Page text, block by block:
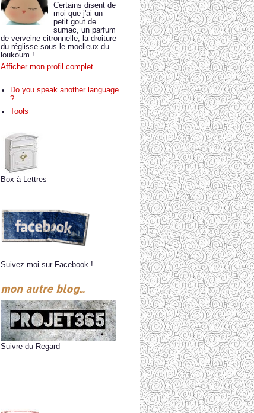
Certains disent de
moi que j'ai un
petit gout de
sumac, un parfum
de verveine citronnelle, la droiture
du réglisse sous le moelleux du
loukoum !
Afficher mon profil complet
Do you speak another language
?
Tools
Box à Lettres
Suivez moi sur Facebook !
mon autre blog...
Suivre du Regard